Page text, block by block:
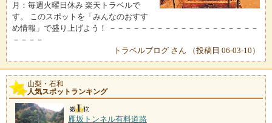
月：毎週火曜日休み 楽天トラベルで
す。 このスポットを「みんなのおすす
め情報」で盛り上げよう！ －－－－－－－－－－－－－－－－－－－
－－－－
トラベルブログ さん （投稿日 06-03-10）
山梨・石和
人気スポットランキング
雁坂トンネル有料道路